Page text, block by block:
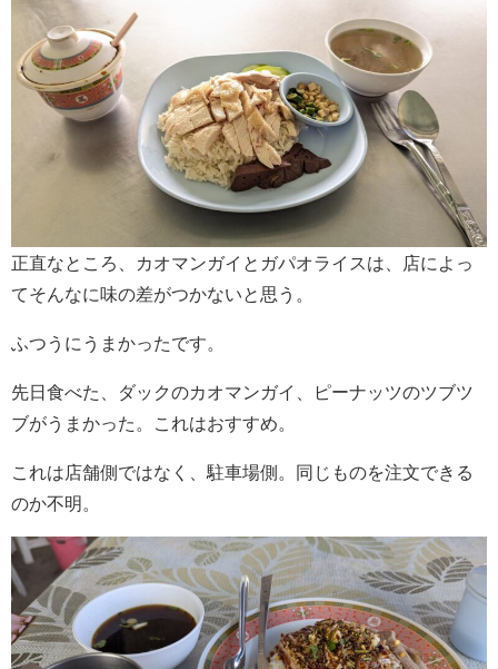
正直なところ、カオマンガイとガパオライスは、店によっ
てそんなに味の差がつかないと思う。
ふつうにうまかったです。
先日食べた、ダックのカオマンガイ、ピーナッツのツブツ
ブがうまかった。これはおすすめ。
これは店舗側ではなく、駐車場側。同じものを注文できる
のか不明。